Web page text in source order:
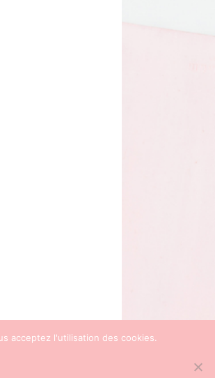
acceptez l'utilisation des cookies.